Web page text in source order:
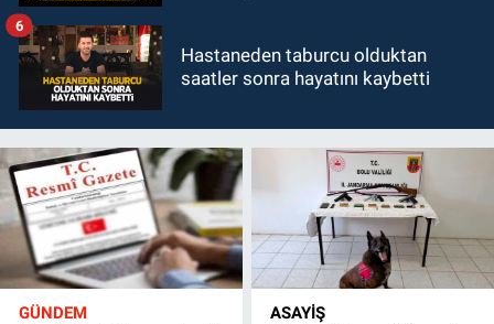
Hastaneden taburcu olduktan
saatler sonra hayatını kaybetti
6
GÜNDEM ASAYİŞ